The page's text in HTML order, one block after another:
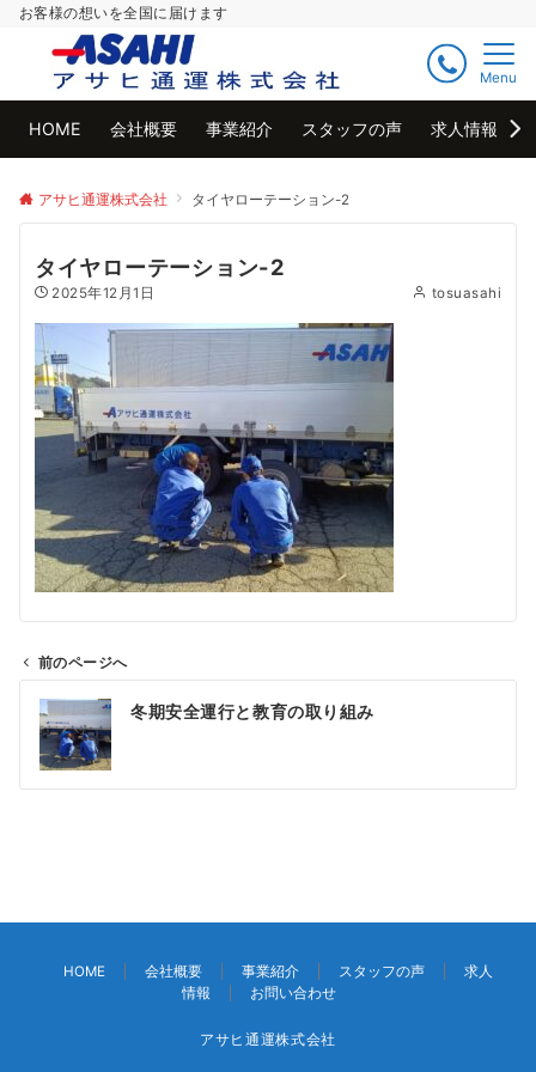
お客様の想いを全国に届けます
Menu
HOME 会社概要 事業紹介 スタッフの声 求人情報
アサヒ通運株式会社 タイヤローテーション-2
タイヤローテーション-2
2025年12月1日 tosuasahi
ビ
前のページへ
冬期安全運行と教育の取り組み
HOME 会社概要 事業紹介 スタッフの声
求人
情報
お問い合わせ
アサヒ通運株式会社